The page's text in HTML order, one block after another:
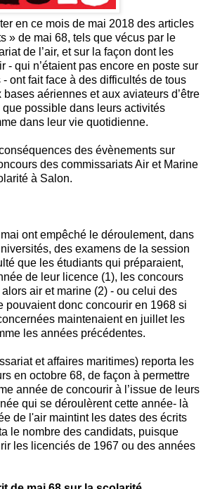
en ce mois de mai 2018 des articles
» de mai 68, tels que vécus par le
de l’air, et sur la façon dont les
- qui n’étaient pas encore en poste sur
ont fait face à des difficultés de tous
aériennes et aux aviateurs d’être
possible dans leurs activités
dans leur vie quotidienne.
des évènements sur
des commissariats Air et Marine
à Salon.
ont empêché le déroulement, dans
des examens de la session
que les étudiants qui préparaient,
de leur licence (1), les concours
air et marine (2) - ou celui des
pouvaient donc concourir en 1968 si
maintenaient en juillet les
les années précédentes.
et affaires maritimes) reporta les
en octobre 68, de façon à permettre
année de concourir à l’issue de leurs
qui se déroulèrent cette année- là
de l'air maintint les dates des écrits
le nombre des candidats, puisque
les licenciés de 1967 ou des années